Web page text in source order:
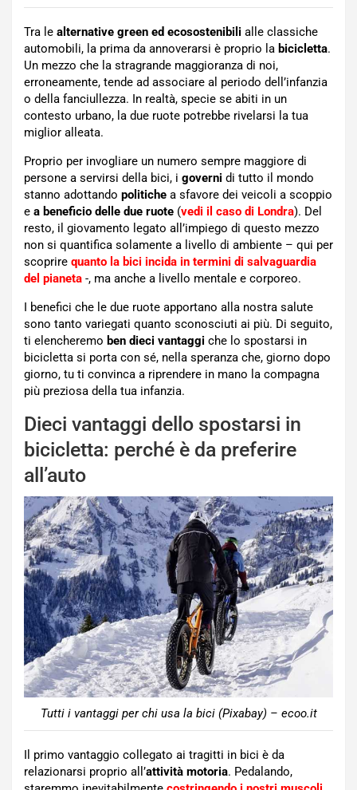
Tra le alternative green ed ecosostenibili alle classiche
automobili, la prima da annoverarsi è proprio la bicicletta.
Un mezzo che la stragrande maggioranza di noi,
erroneamente, tende ad associare al periodo dell’infanzia
o della fanciullezza. In realtà, specie se abiti in un
contesto urbano, la due ruote potrebbe rivelarsi la tua
miglior alleata.
Proprio per invogliare un numero sempre maggiore di
persone a servirsi della bici, i governi di tutto il mondo
stanno adottando politiche a sfavore dei veicoli a scoppio
e a beneficio delle due ruote (vedi il caso di Londra). Del
resto, il giovamento legato all’impiego di questo mezzo
non si quantifica solamente a livello di ambiente – qui per
scoprire quanto la bici incida in termini di salvaguardia
del pianeta -, ma anche a livello mentale e corporeo.
I benefici che le due ruote apportano alla nostra salute
sono tanto variegati quanto sconosciuti ai più. Di seguito,
ti elencheremo ben dieci vantaggi che lo spostarsi in
bicicletta si porta con sé, nella speranza che, giorno dopo
giorno, tu ti convinca a riprendere in mano la compagna
più preziosa della tua infanzia.
Dieci vantaggi dello spostarsi in
bicicletta: perché è da preferire
all’auto
Tutti i vantaggi per chi usa la bici (Pixabay) – ecoo.it
Il primo vantaggio collegato ai tragitti in bici è da
relazionarsi proprio all’attività motoria. Pedalando,